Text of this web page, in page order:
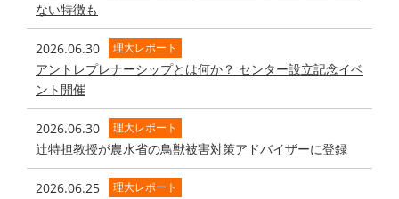
ない特徴も
2026.06.30 理大レポート
アントレプレナーシップとは何か？ センター設立記念イベ
ント開催
2026.06.30 理大レポート
辻特担教授が農水省の鳥獣被害対策アドバイザーに登録
2026.06.25 理大レポート